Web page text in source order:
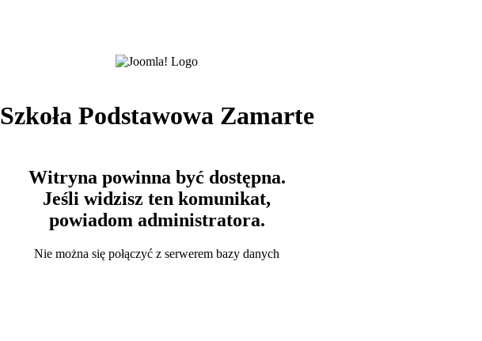
Szkoła Podstawowa Zamarte
Witryna powinna być dostępna.
Jeśli widzisz ten komunikat,
powiadom administratora.
Nie można się połączyć z serwerem bazy danych